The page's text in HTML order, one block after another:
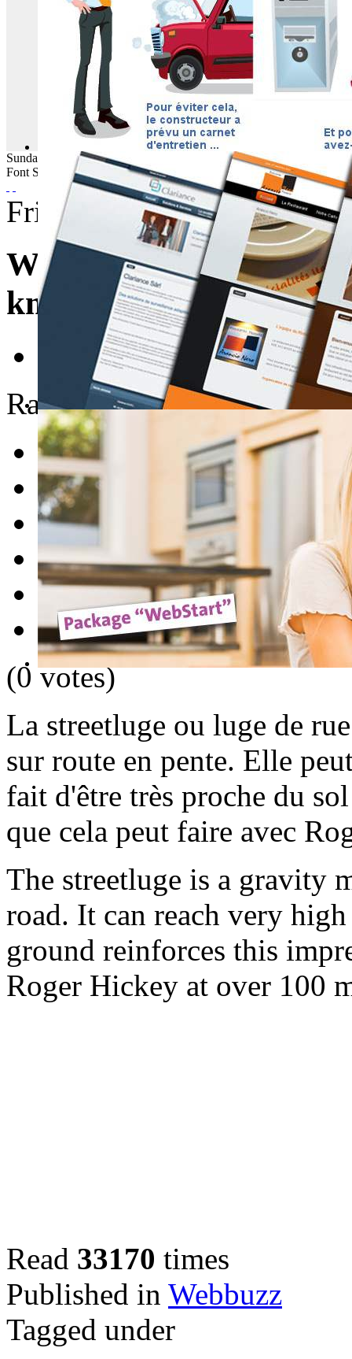
Sunday August 2026
Font Size
Friday, 16 September 2016
WebBuzz du 16/09/
km/H en streetluge-
E-mail
Rate this item
1
2
3
4
5
(0 votes)
La streetluge ou luge de
sur route en pente. Elle
fait d'être très proche du
que cela peut faire avec
The streetluge is a gravity
road. It can reach very
ground reinforces this
Roger Hickey at over 100
Read 33170 times
Published in Webbuzz
Tagged under